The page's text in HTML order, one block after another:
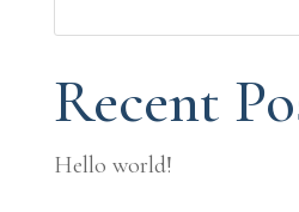
Recent
Hello world!